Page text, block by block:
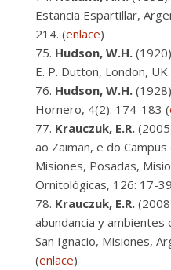
Estancia Espartillar,
214. (enlace)
Hudson, W.H.
E. P. Dutton, London,
Hudson, W.H.
Hornero, 4(2): 174-183 (
Krauczuk, E.R.
ao Zaiman, e do
Misiones, Posadas,
Ornitológicas, 126: 17-
Krauczuk, E.R.
abundancia y ambientes
San Ignacio, Misiones,
(enlace)